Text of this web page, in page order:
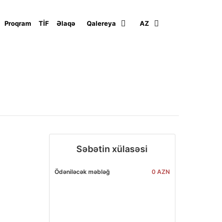
Proqram TİF Əlaqə Qalereya AZ
Səbətin xülasəsi
Ödəniləcək məbləğ 0 AZN